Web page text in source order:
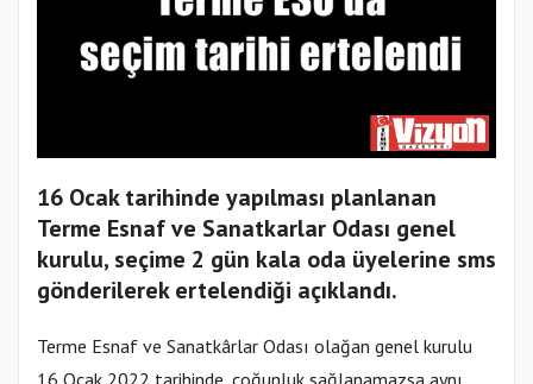
16 Ocak tarihinde yapılması planlanan
Terme Esnaf ve Sanatkarlar Odası genel
kurulu, seçime 2 gün kala oda üyelerine sms
gönderilerek ertelendiği açıklandı.
Terme Esnaf ve Sanatkârlar Odası olağan genel kurulu